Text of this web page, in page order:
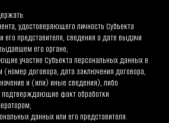
удостоверяющего личность Субъекта
его представителя, сведения о дате выдачи
его органе;
участие Субъекта персональных данных в
(номер договора, дата заключения договора,
и (или) иные сведения), либо
факт обработки
данных или его представителя.